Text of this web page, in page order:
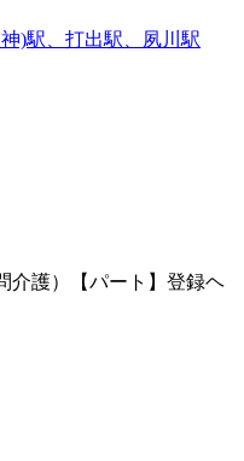
)駅、打出駅、夙川駅
介護）【パート】登録ヘ